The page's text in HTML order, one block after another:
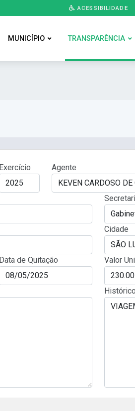
ACESSIBILIDADE
MUNICÍPIO TRANSPARÊNCIA
Exercício Agente
Cidade
Data de Quitação Valor
Histórico